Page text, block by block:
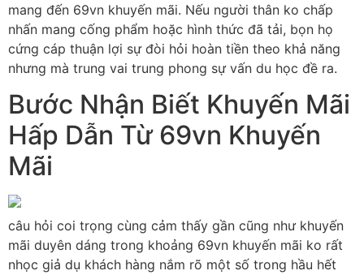
mang đến 69vn khuyến mãi. Nếu người thân ko chấp
nhấn mang cống phẩm hoặc hình thức đã tải, bọn họ
cứng cáp thuận lợi sự đòi hỏi hoàn tiền theo khả năng
nhưng mà trung vai trung phong sự vấn du học đề ra.
Bước Nhận Biết Khuyến Mãi
Hấp Dẫn Từ 69vn Khuyến
Mãi
câu hỏi coi trọng cùng cảm thấy gần cũng như khuyến
mãi duyên dáng trong khoảng 69vn khuyến mãi ko rất
nhọc giả dụ khách hàng nắm rõ một số trong hầu hết